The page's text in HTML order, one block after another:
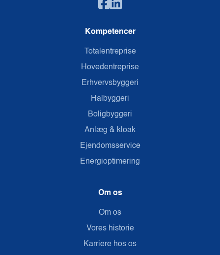
Kompetencer
Totalentreprise
Hovedentreprise
Erhvervsbyggeri
Halbyggeri
Boligbyggeri
Anlæg & kloak
Ejendomsservice
Energioptimering
Om os
Om os
Vores historie
Karriere hos os